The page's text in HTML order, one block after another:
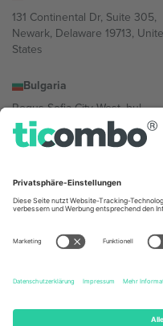
131 Continental Dr, Suite 305,
Newark, Delaware 19713,
States
Bulgaria
Regus Sofia City West, bul
Totleben 53-55, 1606 Sofia,
Bulgaria
Mexico
Av Chapultepec 360, Roma
Norte, Cuauhtémoc, 06700
Ciudad de México, CDMX,
Mexico
Die juristische Person des
Informationen finden Sie auf